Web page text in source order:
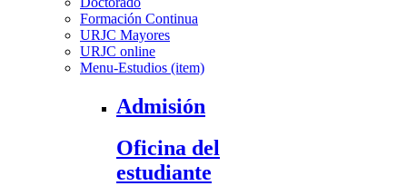
Formación Continua
URJC Mayores
URJC online
Menu-Estudios (item)
Admisión
Oficina del
estudiante